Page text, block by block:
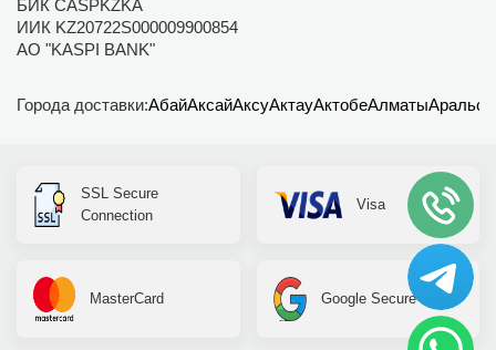
БИК CASPKZKA
ИИК KZ20722S000009900854
АО "KASPI BANK"
Города доставки:АбайАксайАксуАктауАктобеАлматыАральск
SSL Secure
Connection
Visa
MasterCard Google Secure